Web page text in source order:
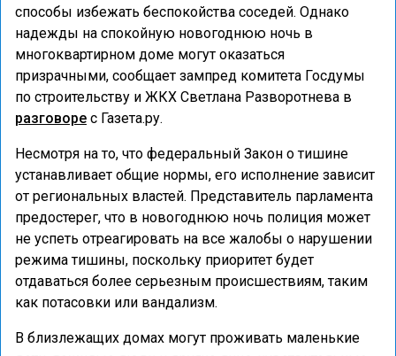
способы избежать беспокойства соседей. Однако
надежды на спокойную новогоднюю ночь в
многоквартирном доме могут оказаться
призрачными, сообщает зампред комитета Госдумы
по строительству и ЖКХ Светлана Разворотнева в
разговоре с Газета.ру.
Несмотря на то, что федеральный Закон о тишине
устанавливает общие нормы, его исполнение зависит
от региональных властей. Представитель парламента
предостерег, что в новогоднюю ночь полиция может
не успеть отреагировать на все жалобы о нарушении
режима тишины, поскольку приоритет будет
отдаваться более серьезным происшествиям, таким
как потасовки или вандализм.
В близлежащих домах могут проживать маленькие